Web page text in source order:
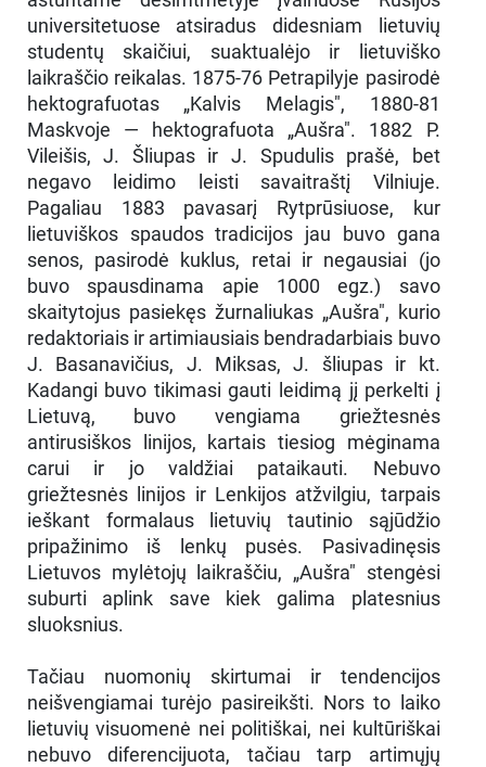
universitetuose atsiradus didesniam lietuvių
studentų skaičiui, suaktualėjo ir lietuviško
laikraščio reikalas. 1875-76 Petrapilyje pasirodė
hektografuotas „Kalvis Melagis", 1880-81
Maskvoje — hektografuota „Aušra". 1882 P.
Vileišis, J. Šliupas ir J. Spudulis prašė, bet
negavo leidimo leisti savaitraštį Vilniuje.
Pagaliau 1883 pavasarį Rytprūsiuose, kur
lietuviškos spaudos tradicijos jau buvo gana
senos, pasirodė kuklus, retai ir negausiai (jo
buvo spausdinama apie 1000 egz.) savo
skaitytojus pasiekęs žurnaliukas „Aušra", kurio
redaktoriais ir artimiausiais bendradarbiais buvo
J. Basanavičius, J. Miksas, J. šliupas ir kt.
Kadangi buvo tikimasi gauti leidimą jį perkelti į
Lietuvą, buvo vengiama griežtesnės
antirusiškos linijos, kartais tiesiog mėginama
carui ir jo valdžiai pataikauti. Nebuvo
griežtesnės linijos ir Lenkijos atžvilgiu, tarpais
ieškant formalaus lietuvių tautinio sąjūdžio
pripažinimo iš lenkų pusės. Pasivadinęsis
Lietuvos mylėtojų laikraščiu, „Aušra" stengėsi
suburti aplink save kiek galima platesnius
sluoksnius.
Tačiau nuomonių skirtumai ir tendencijos
neišvengiamai turėjo pasireikšti. Nors to laiko
lietuvių visuomenė nei politiškai, nei kultūriškai
nebuvo diferencijuota, tačiau tarp artimųjų